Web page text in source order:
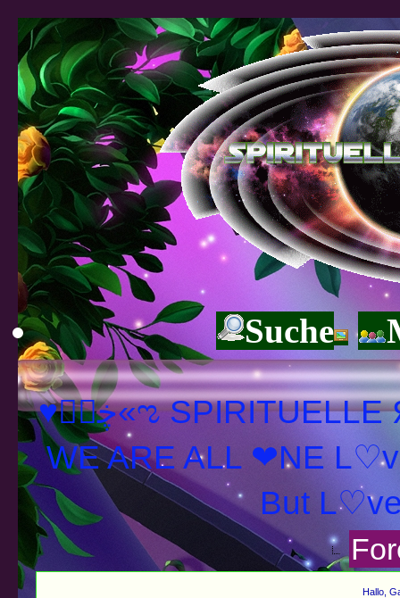
Suche
♥ڿڰۣ«ಌ SPIRITUELLE Я Ξ √ Ω L U T ↑ ☼ N - Forum -
WE ARE ALL ❤NE
Hallo,